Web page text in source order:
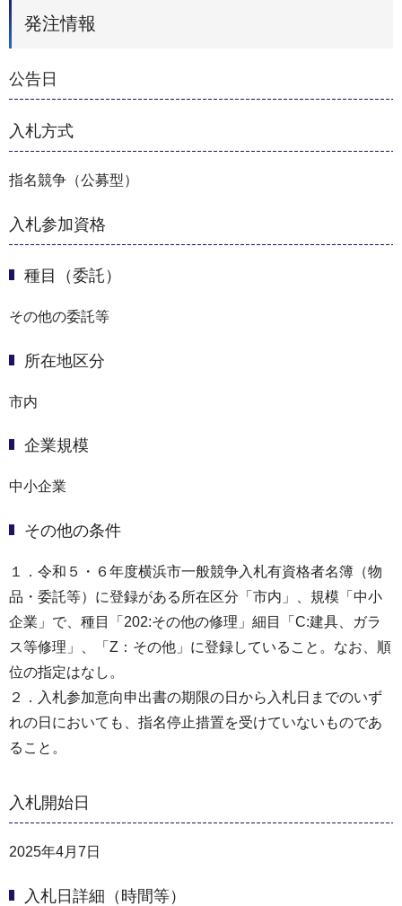
発注情報
公告日
入札方式
指名競争（公募型）
入札参加資格
種目（委託）
その他の委託等
所在地区分
市内
企業規模
中小企業
その他の条件
１．令和５・６年度横浜市一般競争入札有資格者名簿（物
品・委託等）に登録がある所在区分「市内」、規模「中小
企業」で、種目「202:その他の修理」細目「C:建具、ガラ
ス等修理」、「Z：その他」に登録していること。なお、順
位の指定はなし。
２．入札参加意向申出書の期限の日から入札日までのいず
れの日においても、指名停止措置を受けていないものであ
ること。
入札開始日
2025年4月7日
入札日詳細（時間等）